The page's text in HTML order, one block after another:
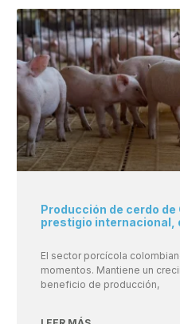
Producción de cerdo de
prestigio internacional,
El sector porcícola
momentos. Mantiene un
beneficio de producción,